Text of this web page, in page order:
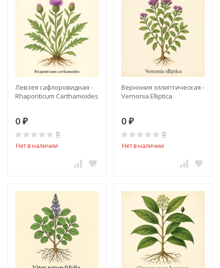
Левзея сафлоровидная -
Rhaponticum Carthamoides
0 ₽
0
Нет в наличии
Вернония эллиптическая -
Vernonia Elliptica
0 ₽
0
Нет в наличии